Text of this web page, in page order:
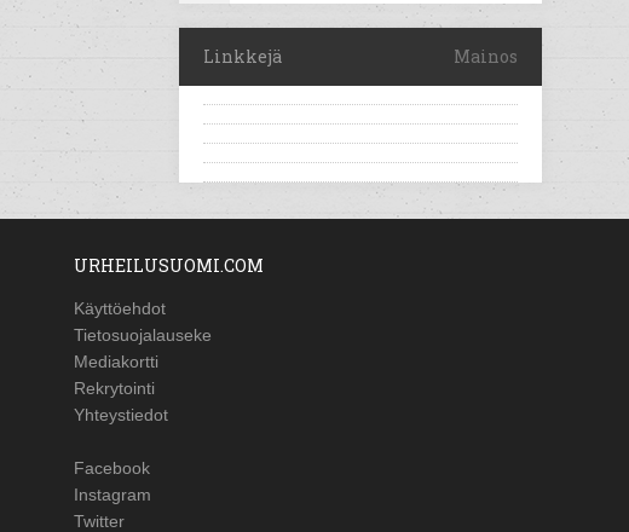
Linkkejä Mainos
URHEILUSUOMI.COM
Käyttöehdot
Tietosuojalauseke
Mediakortti
Rekrytointi
Yhteystiedot
Facebook
Instagram
Twitter